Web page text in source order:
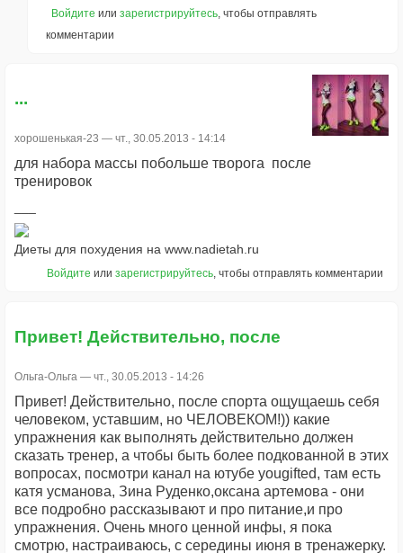
Войдите или зарегистрируйтесь , чтобы отправлять
комментарии
...
хорошенькая-23 — чт., 30.05.2013 - 14:14
для набора массы побольше творога после
тренировок
Диеты для похудения на www.nadietah.ru
Войдите или зарегистрируйтесь, чтобы отправлять комментарии
Привет! Действительно, после
Ольга-Ольга — чт., 30.05.2013 - 14:26
Привет! Действительно, после спорта ощущаешь себя
человеком, уставшим, но ЧЕЛОВЕКОМ!)) какие
упражнения как выполнять действительно должен
сказать тренер, а чтобы быть более подкованной в этих
вопросах, посмотри канал на ютубе yougifted, там есть
катя усманова, Зина Руденко,оксана артемова - они
все подробно рассказывают и про питание,и про
упражнения. Очень много ценной инфы, я пока
смотрю, настраиваюсь, с середины июня в тренажерку.